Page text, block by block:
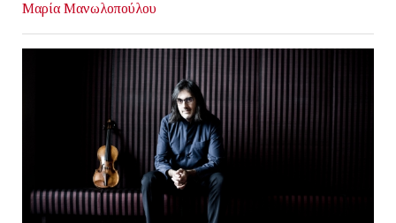
Μαρία Μανωλοπούλου